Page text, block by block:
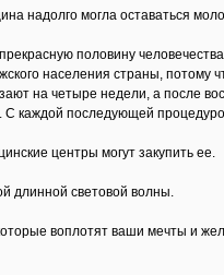
надолго могла оставаться
половину
населения страны,
на четыре недели, а после
каждой последующей
центры могут закупить ее.
длинной световой волны.
воплотят ваши мечты и